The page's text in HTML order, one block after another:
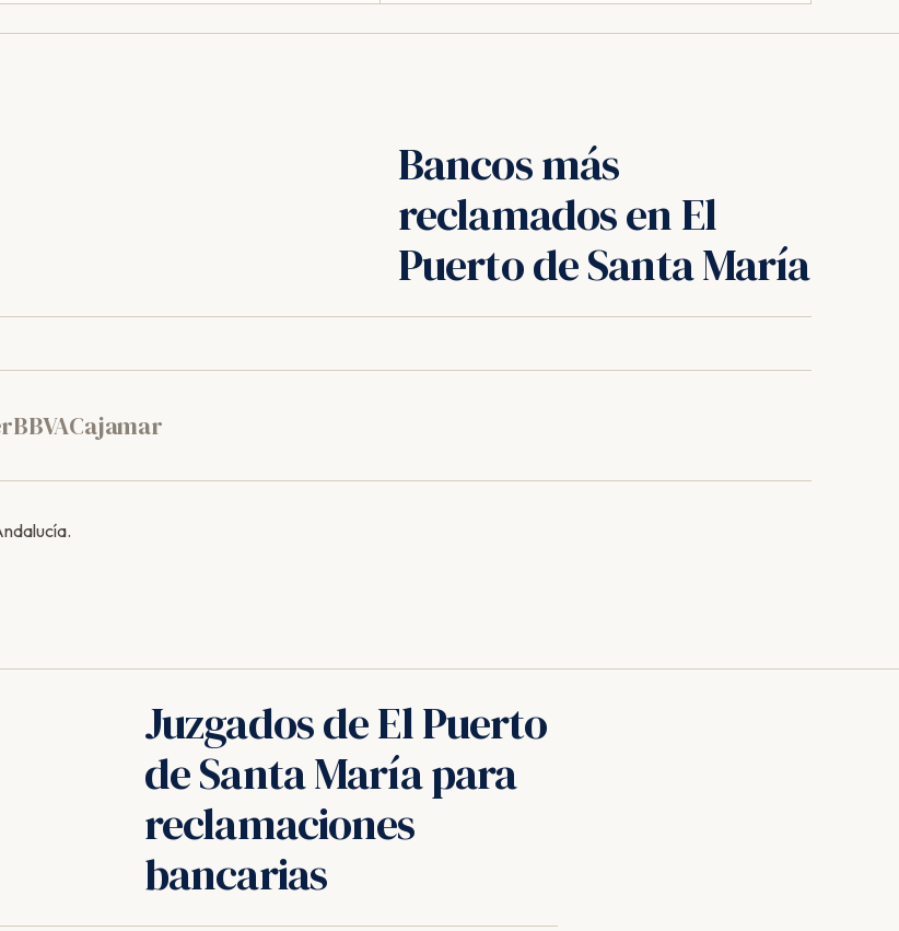
Bancos más
reclamados en El
Puerto de Santa María
BBVACajamar
Juzgados de El Puerto
de Santa María para
reclamaciones
bancarias